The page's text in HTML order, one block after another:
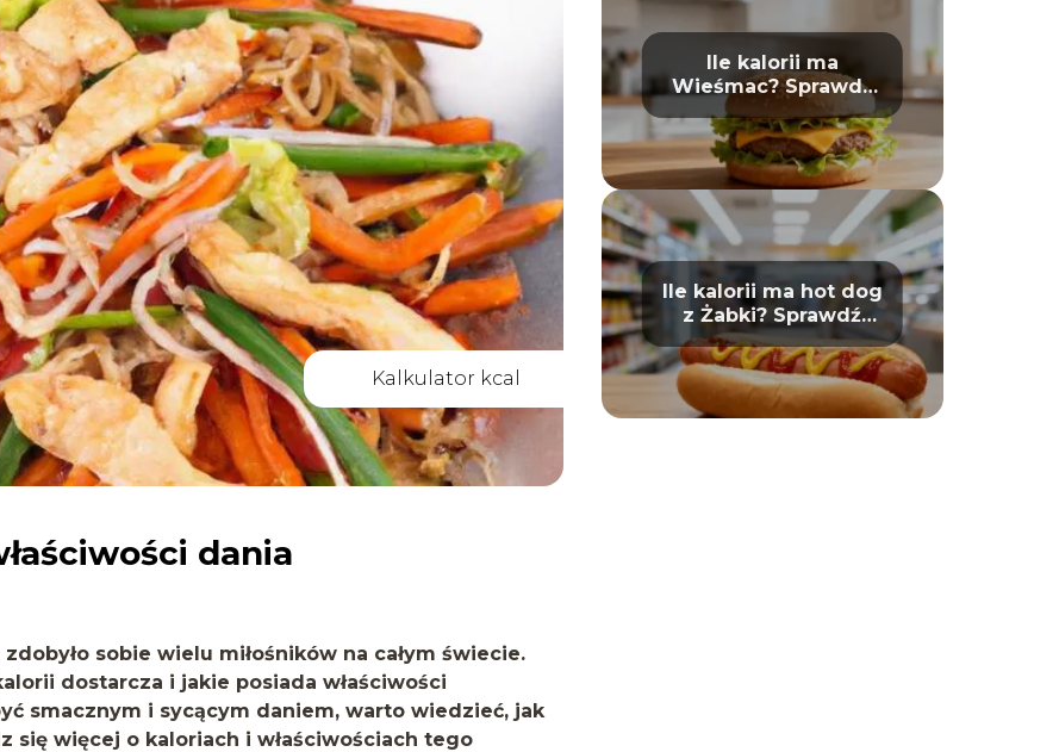
Kalkulator kcal
dania
sobie wielu miłośników na całym świecie.
dostarcza i jakie posiada właściwości
smacznym i sycącym daniem, warto wiedzieć, jak
się więcej o kaloriach i właściwościach tego
Ile kalorii ma
Wieśmac? Sprawdź
wartości odżywcze
Ile kalorii ma hot dog
z Żabki? Sprawdź
wartości odżywcze